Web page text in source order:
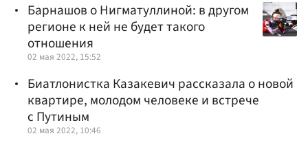
Барнашов о Нигматуллиной: в другом
регионе к ней не будет такого
отношения
02 мая 2022, 15:52
Биатлонистка Казакевич рассказала о новой
квартире, молодом человеке и встрече
с Путиным
02 мая 2022, 10:46